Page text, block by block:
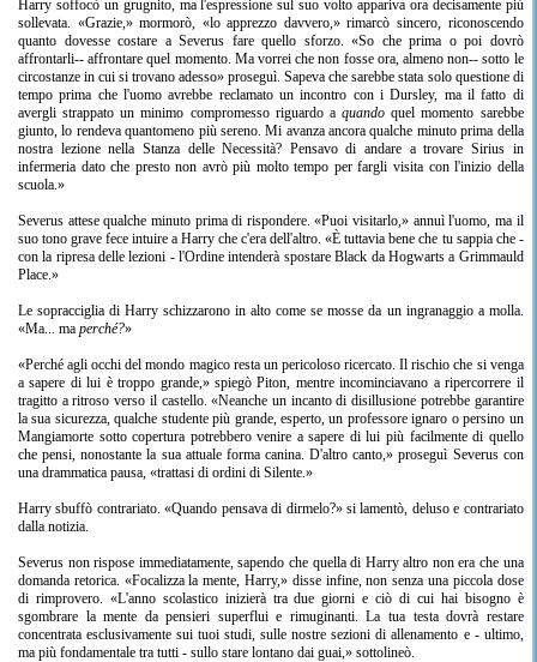
Harry soffocò un grugnito, ma l'espressione sul suo volto appariva ora decisamente più
sollevata. «Grazie,» mormorò, «lo apprezzo davvero,» rimarcò sincero, riconoscendo
quanto dovesse costare a Severus fare quello sforzo. «So che prima o poi dovrò
affrontarli-- affrontare quel momento. Ma vorrei che non fosse ora, almeno non-- sotto le
circostanze in cui si trovano adesso» proseguì. Sapeva che sarebbe stata solo questione di
tempo prima che l'uomo avrebbe reclamato un incontro con i Dursley, ma il fatto di
avergli strappato un minimo compromesso riguardo aquando quel momento sarebbe
giunto, lo rendeva quantomeno più sereno. Mi avanza ancora qualche minuto prima della
nostra lezione nella Stanza delle Necessità? Pensavo di andare a trovare Sirius in
infermeria dato che presto non avrò più molto tempo per fargli visita con l'inizio della
scuola.»
Severus attese qualche minuto prima di rispondere. «Puoi visitarlo,» annuì l'uomo, ma il
suo tono grave fece intuire a Harry che c'era dell'altro. «È tuttavia bene che tu sappia che -
con la ripresa delle lezioni - l'Ordine intenderà spostare Black da Hogwarts a Grimmauld
Place.»
Le sopracciglia di Harry schizzarono in alto come se mosse da un ingranaggio a molla.
«Ma... ma perché?»
«Perché agli occhi del mondo magico resta un pericoloso ricercato. Il rischio che si venga
a sapere di lui è troppo grande,» spiegò Piton, mentre incominciavano a ripercorrere il
tragitto a ritroso verso il castello. «Neanche un incanto di disillusione potrebbe garantire
la sua sicurezza, qualche studente più grande, esperto, un professore ignaro o persino un
Mangiamorte sotto copertura potrebbero venire a sapere di lui più facilmente di quello
che pensi, nonostante la sua attuale forma canina. D'altro canto,» proseguì Severus con
una drammatica pausa, «trattasi di ordini di Silente.»
Harry sbuffò contrariato. «Quando pensava di dirmelo?» si lamentò, deluso e contrariato
dalla notizia.
Severus non rispose immediatamente, sapendo che quella di Harry altro non era che una
domanda retorica. «Focalizza la mente, Harry,» disse infine, non senza una piccola dose
di rimprovero. «L'anno scolastico inizierà tra due giorni e ciò di cui hai bisogno è
sgombrare la mente da pensieri superflui e rimuginanti. La tua testa dovrà restare
concentrata esclusivamente sui tuoi studi, sulle nostre sezioni di allenamento e - ultimo,
ma più fondamentale tra tutti - sullo stare lontano dai guai,» sottolineò.